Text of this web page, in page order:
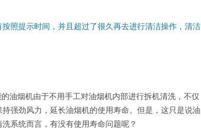
照提示时间，并且超过了很久再去进行清洁操作，清洁
油烟机由于不用手工对油烟机内部进行拆机清洗，不仅
强劲风力，延长油烟机的使用寿命。但是，这只是说油
系统而言，有没有使用寿命问题呢？